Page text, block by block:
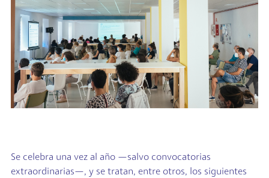
Se celebra una vez al año —salvo convocatorias
extraordinarias—, y se tratan, entre otros, los siguientes